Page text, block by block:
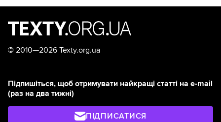
© 2010—2026 Texty.org.ua
Підпишіться, щоб отримувати найкращі статті на e-mail
(раз на два тижні)
ПІДПИСАТИСЯ